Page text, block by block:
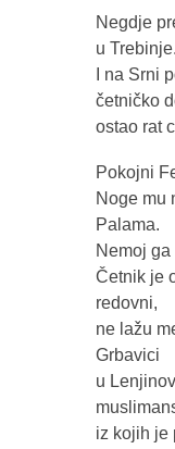
Negdje
u Trebinje.
I na Srni
četničko
ostao rat
Pokojni
Noge mu
Palama.
Nemoj
Četnik je
redovni,
ne lažu
Grbavici
u
iz kojih je